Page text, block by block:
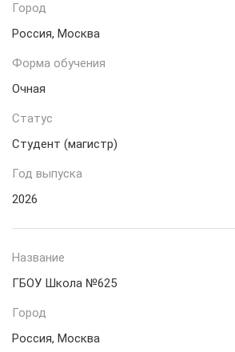
Город
Россия, Москва
Форма обучения
Очная
Статус
Студент (магистр)
Год выпуска
2026
Название
ГБОУ Школа №625
Город
Россия, Москва